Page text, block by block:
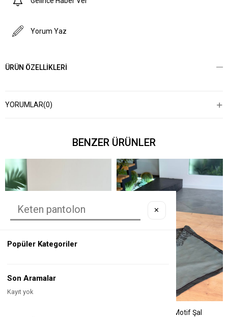
Yorum Yaz
ÜRÜN ÖZELLIKLERI
YORUMLAR(0)
BENZER ÜRÜNLER
Çağla Renk Royal Motif Şal
✕
Popüler Kategoriler
Son Aramalar
Kayıt yok